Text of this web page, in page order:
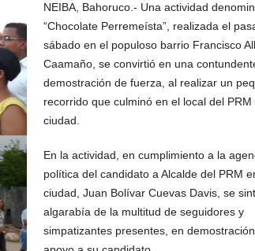
NEIBA, Bahoruco.- Una actividad
“Chocolate Perremeísta”, realizada el
sábado en el populoso barrio Francisco
Caamaño, se convirtió en una
demostración de fuerza, al realizar un
recorrido que culminó en el local del PRM
ciudad.
En la actividad, en cumplimiento a la
política del candidato a Alcalde del PRM
ciudad, Juan Bolívar Cuevas Davis, se
algarabía de la multitud de seguidores y
simpatizantes presentes, en